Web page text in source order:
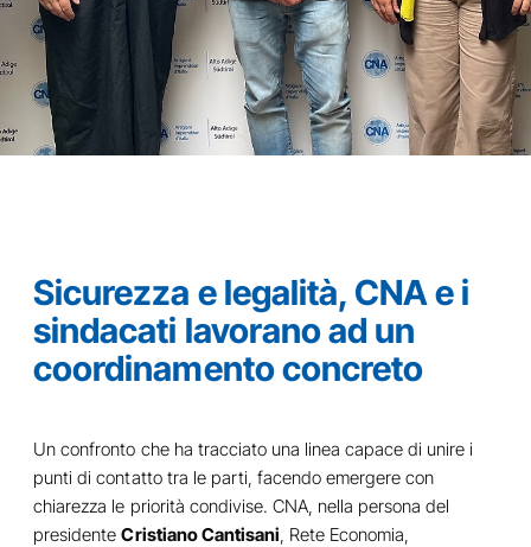
Sicurezza e legalità, CNA e i
sindacati lavorano ad un
coordinamento concreto
Un confronto che ha tracciato una linea capace di unire i
punti di contatto tra le parti, facendo emergere con
chiarezza le priorità condivise. CNA, nella persona del
presidenteCristiano Cantisani , Rete Economia,